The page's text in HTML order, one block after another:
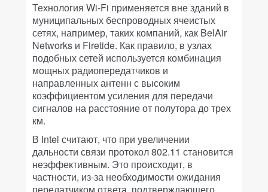
Технология Wi-Fi применяется вне зданий в
муниципальных беспроводных ячеистых
сетях, например, таких компаний, как BelAir
Networks и Firetide. Как правило, в узлах
подобных сетей используется комбинация
мощных радиопередатчиков и
направленных антенн с высоким
коэффициентом усиления для передачи
сигналов на расстояние от полутора до трех
км.
В Intel считают, что при увеличении
дальности связи протокол 802.11 становится
неэффективным. Это происходит, в
частности, из-за необходимости ожидания